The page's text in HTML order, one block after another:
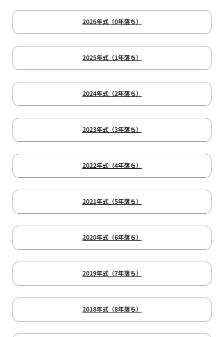
2026年式（0年落ち）
2025年式（1年落ち）
2024年式（2年落ち）
2023年式（3年落ち）
2022年式（4年落ち）
2021年式（5年落ち）
2020年式（6年落ち）
2019年式（7年落ち）
2018年式（8年落ち）